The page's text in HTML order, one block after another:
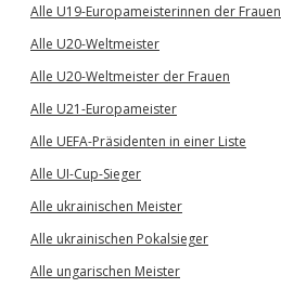
Alle U19-Europameisterinnen der Frauen
Alle U20-Weltmeister
Alle U20-Weltmeister der Frauen
Alle U21-Europameister
Alle UEFA-Präsidenten in einer Liste
Alle UI-Cup-Sieger
Alle ukrainischen Meister
Alle ukrainischen Pokalsieger
Alle ungarischen Meister